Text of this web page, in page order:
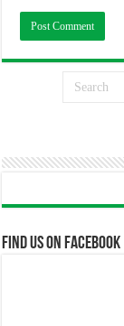
Find us on Facebook